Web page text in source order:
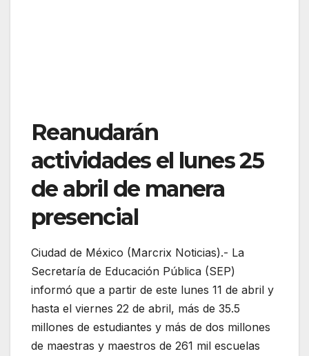
Reanudarán
actividades el lunes 25
de abril de manera
presencial
Ciudad de México (Marcrix Noticias).- La
Secretaría de Educación Pública (SEP)
informó que a partir de este lunes 11 de abril y
hasta el viernes 22 de abril, más de 35.5
millones de estudiantes y más de dos millones
de maestras y maestros de 261 mil escuelas